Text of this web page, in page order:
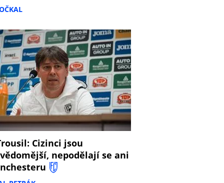
Cizinci jsou
nepodělají se ani